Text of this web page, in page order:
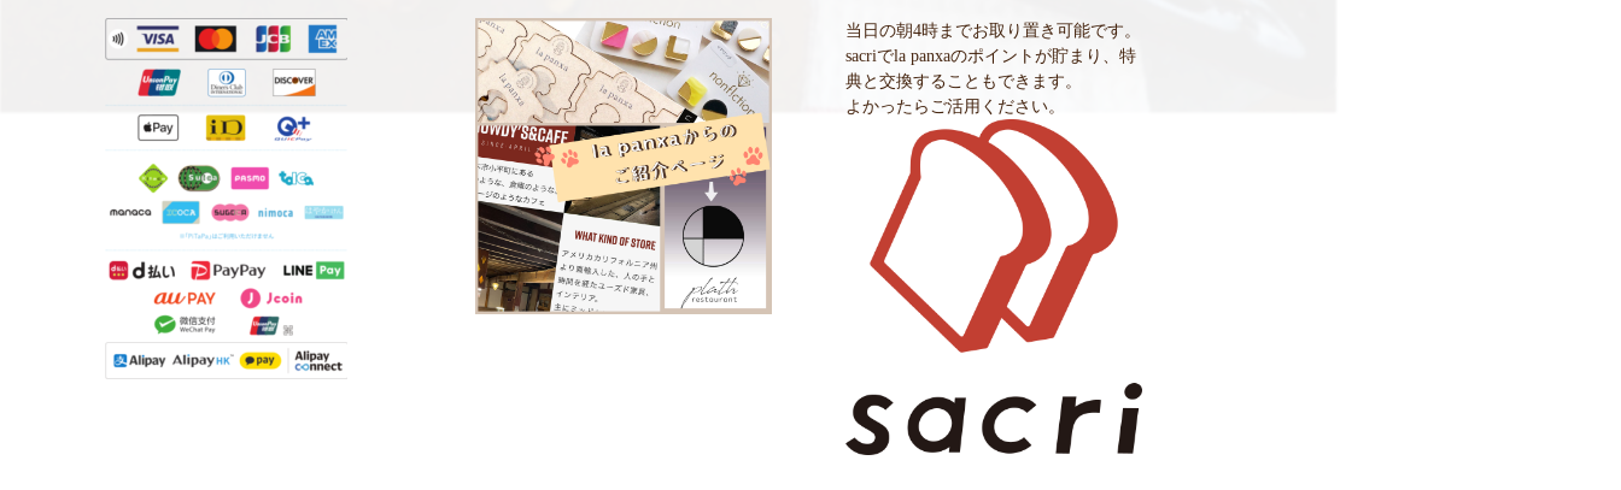
当日の朝4時までお取り置き可能です。
sacriでla panxaのポイントが貯まり、特
典と交換することもできます。
よかったらご活用ください。